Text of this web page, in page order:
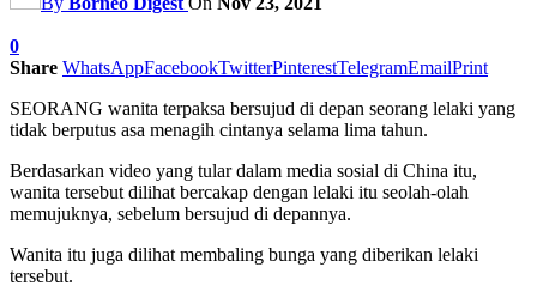
0
Share WhatsAppFacebookTwitterPinterestTelegramEmailPrint
SEORANG wanita terpaksa bersujud di depan seorang lelaki yang
tidak berputus asa menagih cintanya selama lima tahun.
Berdasarkan video yang tular dalam media sosial di China itu,
wanita tersebut dilihat bercakap dengan lelaki itu seolah-olah
memujuknya, sebelum bersujud di depannya.
Wanita itu juga dilihat membaling bunga yang diberikan lelaki
tersebut.